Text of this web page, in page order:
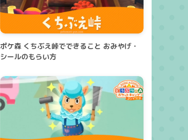
ポケ森 くちぶえ峠でできること おみやげ・
シールのもらい方